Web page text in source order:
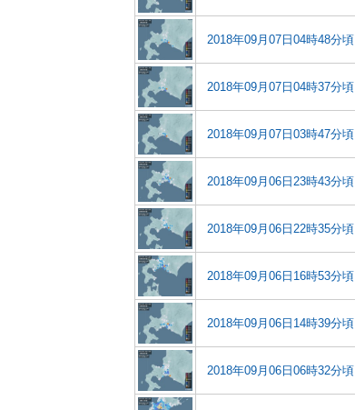
2018年09月07日04時48分頃
2018年09月07日04時37分頃
2018年09月07日03時47分頃
2018年09月06日23時43分頃
2018年09月06日22時35分頃
2018年09月06日16時53分頃
2018年09月06日14時39分頃
2018年09月06日06時32分頃